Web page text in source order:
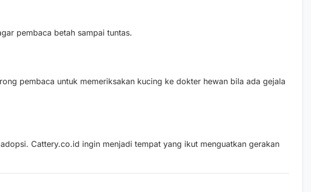
pembaca betah sampai tuntas.
pembaca untuk memeriksakan kucing ke dokter hewan bila ada gejala
Cattery.co.id ingin menjadi tempat yang ikut menguatkan gerakan